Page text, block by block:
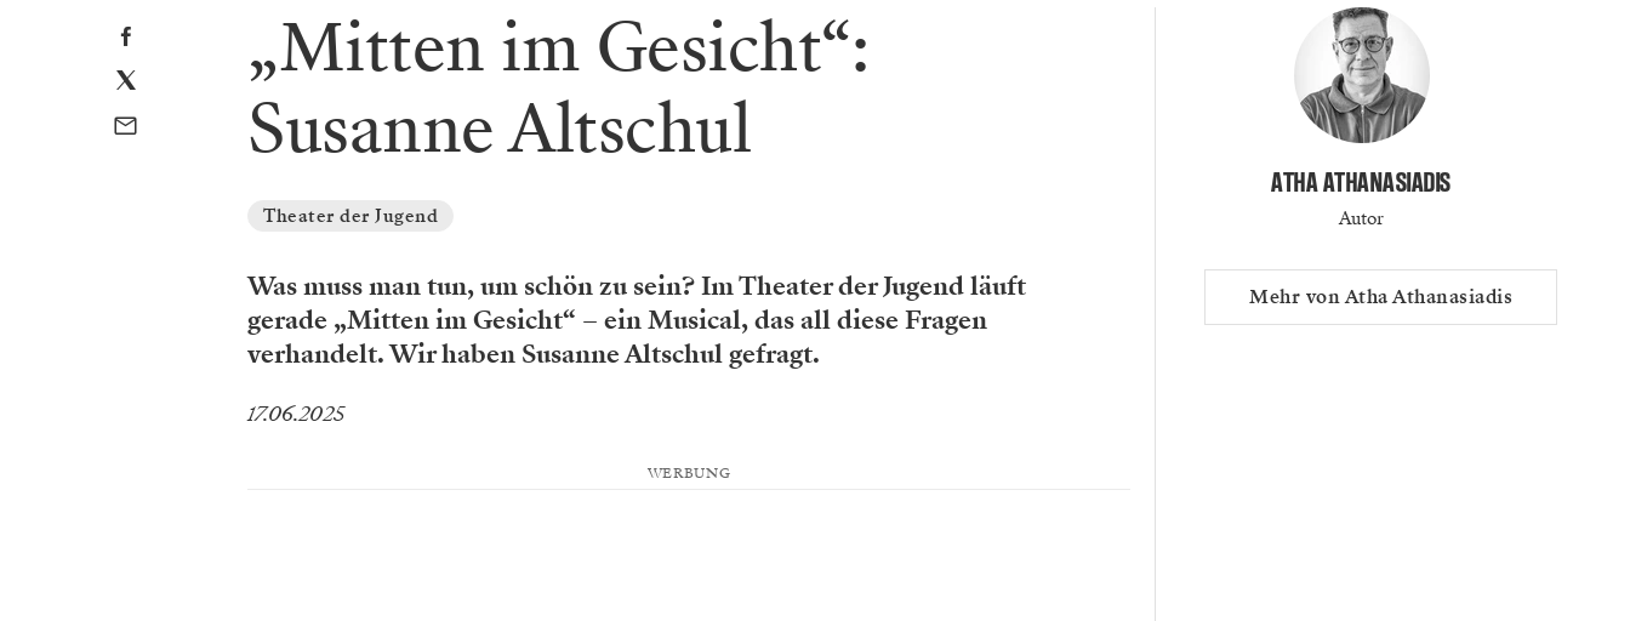
„Mitten im Gesicht“:
Susanne Altschul
Theater der Jugend
Was muss man tun, um schön zu sein? Im Theater der Jugend läuft
gerade „Mitten im Gesicht“ – ein Musical, das all diese Fragen
verhandelt. Wir haben Susanne Altschul gefragt.
17.06.2025
WERBUNG
ATHA ATHANASIADIS
Autor
Mehr von Atha Athanasiadis